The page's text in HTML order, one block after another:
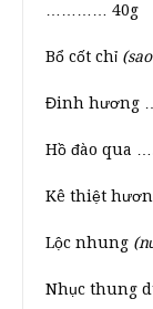
………… 40g
Bổ cốt chỉ
Đinh hương
Hồ đào qua
Kê thiệt
Lộc nhung
Nhục thung